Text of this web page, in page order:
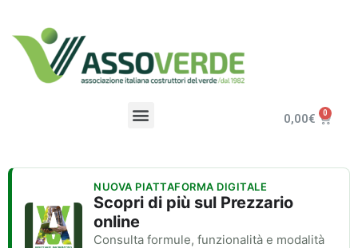
0,00€
NUOVA PIATTAFORMA DIGITALE
Scopri di più sul Prezzario
online
Consulta formule, funzionalità e modalità